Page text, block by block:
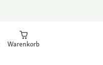
Warenkorb